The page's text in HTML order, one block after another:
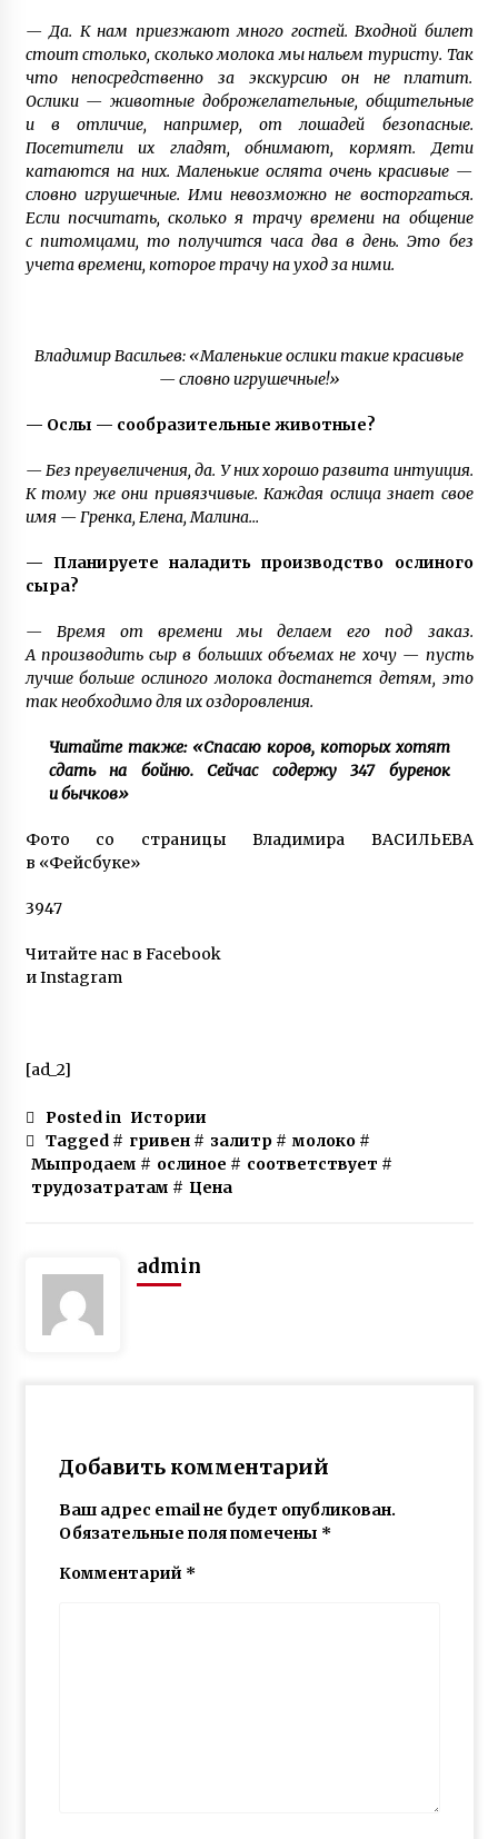
— Да. К нам приезжают много гостей. Входной билет
стоит столько, сколько молока мы нальем туристу. Так
что непосредственно за экскурсию он не платит.
Ослики — животные доброжелательные, общительные
и в отличие, например, от лошадей безопасные.
Посетители их гладят, обнимают, кормят. Дети
катаются на них. Маленькие ослята очень красивые —
словно игрушечные. Ими невозможно не восторгаться.
Если посчитать, сколько я трачу времени на общение
с питомцами, то получится часа два в день. Это без
учета времени, которое трачу на уход за ними.
Владимир Васильев: «Маленькие ослики такие красивые
— словно игрушечные!»
— Ослы — сообразительные животные?
— Без преувеличения, да. У них хорошо развита интуиция.
К тому же они привязчивые. Каждая ослица знает свое
имя — Гренка, Елена, Малина…
— Планируете наладить производство ослиного
сыра?
— Время от времени мы делаем его под заказ.
А производить сыр в больших объемах не хочу — пусть
лучше больше ослиного молока достанется детям, это
так необходимо для их оздоровления.
Читайте также: «Спасаю коров, которых хотят
сдать на бойню. Сейчас содержу 347 буренок
и бычков»
Фото со страницы Владимира ВАСИЛЬЕВА
в «Фейсбуке»
3947
Читайте нас в Facebook
и Instagram
[ad_2]
Posted in Истории
Tagged # гривен# залитр# молоко#
Мыпродаем # ослиное # соответствует #
трудозатратам # Цена
admin
Добавить комментарий
Ваш адрес email не будет опубликован.
Обязательные поля помечены *
Комментарий *